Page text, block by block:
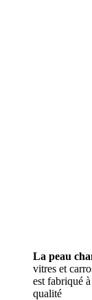
La peau
vitres et
est fabriqué
qualité